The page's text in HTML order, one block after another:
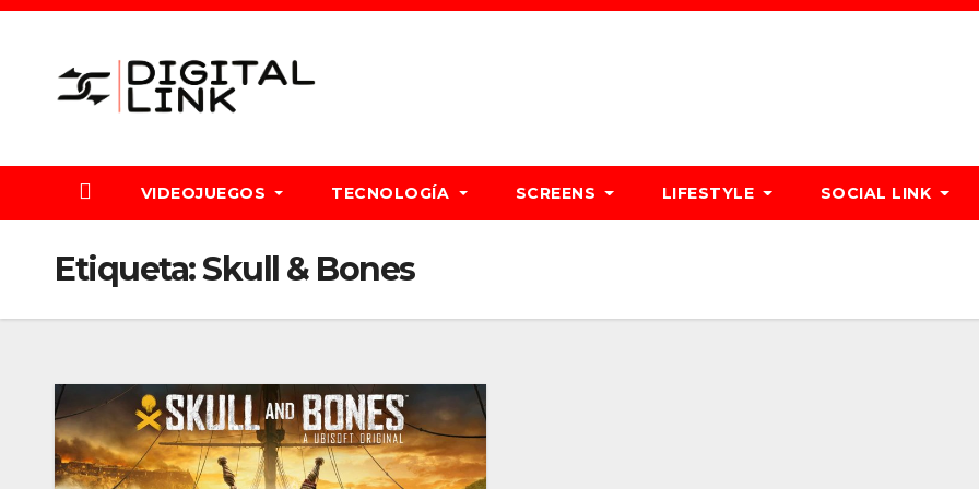
Saltar
contenido
VIDEOJUEGOS TECNOLOGÍA SCREENS LIFESTYLE SOCIAL LINK
Etiqueta:Skull & Bones